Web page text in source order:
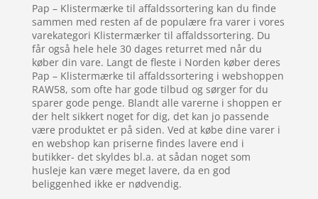
Pap – Klistermærke til affaldssortering kan du finde
sammen med resten af de populære fra varer i vores
varekategori Klistermærker til affaldssortering. Du
får også hele hele 30 dages returret med når du
køber din vare. Langt de fleste i Norden køber deres
Pap – Klistermærke til affaldssortering i webshoppen
RAW58, som ofte har gode tilbud og sørger for du
sparer gode penge. Blandt alle varerne i shoppen er
der helt sikkert noget for dig, det kan jo passende
være produktet er på siden. Ved at købe dine varer i
en webshop kan priserne findes lavere end i
butikker- det skyldes bl.a. at sådan noget som
husleje kan være meget lavere, da en god
beliggenhed ikke er nødvendig.